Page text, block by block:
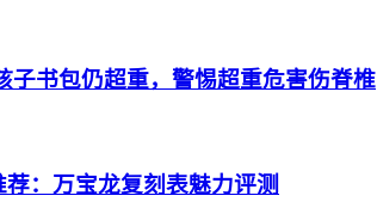
子书包仍超重，警惕超重危害伤脊椎
：万宝龙复刻表魅力评测